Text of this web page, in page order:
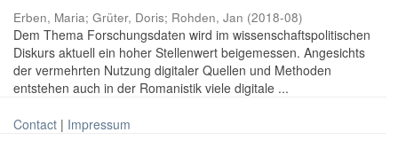
Erben, Maria; Grüter, Doris; Rohden, Jan (2018-08)
Dem Thema Forschungsdaten wird im wissenschaftspolitischen
Diskurs aktuell ein hoher Stellenwert beigemessen. Angesichts
der vermehrten Nutzung digitaler Quellen und Methoden
entstehen auch in der Romanistik viele digitale ...
Contact | Impressum